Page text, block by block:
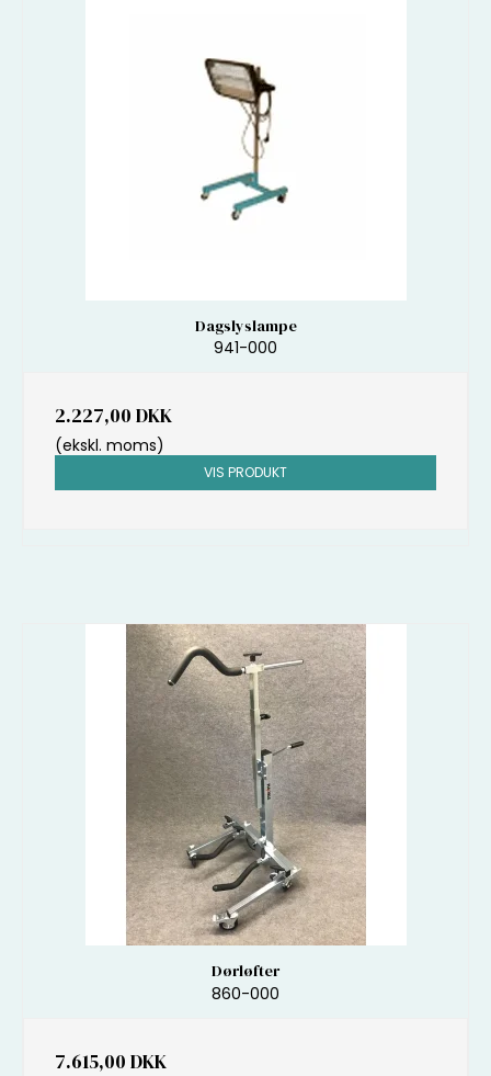
Dagslyslampe
941-000
2.227,00 DKK
(ekskl. moms)
VIS PRODUKT
Dørløfter
860-000
7.615,00 DKK